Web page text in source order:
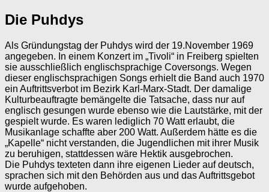
Die Puhdys
Als Gründungstag der Puhdys wird der 19.November 1969
angegeben. In einem Konzert im „Tivoli“ in Freiberg spielten
sie ausschließlich englischsprachige Coversongs. Wegen
dieser englischsprachigen Songs erhielt die Band auch 1970
ein Auftrittsverbot im Bezirk Karl-Marx-Stadt. Der damalige
Kulturbeauftragte bemängelte die Tatsache, dass nur auf
englisch gesungen wurde ebenso wie die Lautstärke, mit der
gespielt wurde. Es waren lediglich 70 Watt erlaubt, die
Musikanlage schaffte aber 200 Watt. Außerdem hätte es die
„Kapelle“ nicht verstanden, die Jugendlichen mit ihrer Musik
zu beruhigen, stattdessen wäre Hektik ausgebrochen.
Die Puhdys texteten dann ihre eigenen Lieder auf deutsch,
sprachen sich mit den Behörden aus und das Auftrittsgebot
wurde aufgehoben.